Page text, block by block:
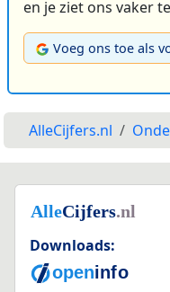
en je ziet ons vaker
Voeg ons toe als
AlleCijfers.nl
Downloads: